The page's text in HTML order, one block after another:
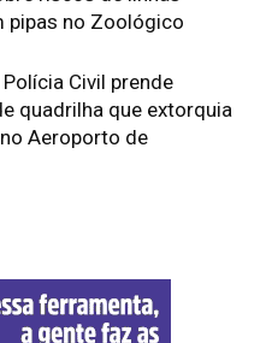
pipas no Zoológico
Civil prende
quadrilha que extorquia
Aeroporto de